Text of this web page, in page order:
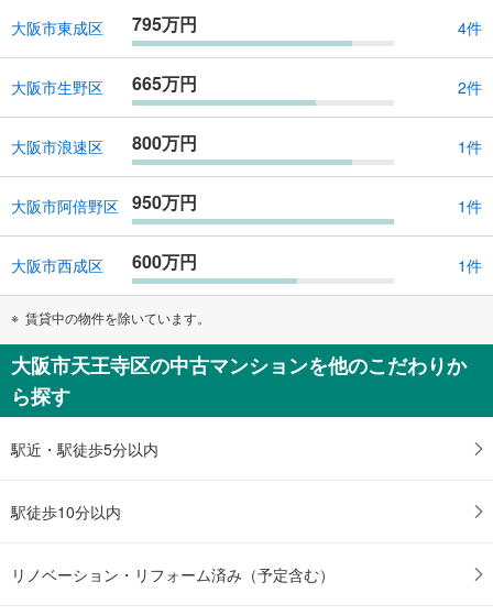
大阪市東成区 795万円 4件
大阪市生野区 665万円 2件
大阪市浪速区 800万円 1件
大阪市阿倍野区 950万円 1件
大阪市西成区 600万円 1件
賃貸中の物件を除いています。
大阪市天王寺区の中古マンションを他のこだわりか
ら探す
駅近・駅徒歩5分以内
駅徒歩10分以内
リノベーション・リフォーム済み（予定含む）